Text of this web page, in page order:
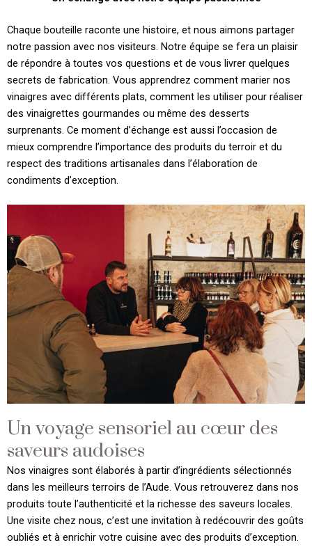
Chaque bouteille raconte une histoire, et nous aimons partager
notre passion avec nos visiteurs. Notre équipe se fera un plaisir
de répondre à toutes vos questions et de vous livrer quelques
secrets de fabrication. Vous apprendrez comment marier nos
vinaigres avec différents plats, comment les utiliser pour réaliser
des vinaigrettes gourmandes ou même des desserts
surprenants. Ce moment d’échange est aussi l’occasion de
mieux comprendre l’importance des produits du terroir et du
respect des traditions artisanales dans l’élaboration de
condiments d’exception.
Un voyage sensoriel au cœur des
saveurs audoises
Nos vinaigres sont élaborés à partir d’ingrédients sélectionnés
dans les meilleurs terroirs de l’Aude. Vous retrouverez dans nos
produits toute l’authenticité et la richesse des saveurs locales.
Une visite chez nous, c’est une invitation à redécouvrir des goûts
oubliés et à enrichir votre cuisine avec des produits d’exception.